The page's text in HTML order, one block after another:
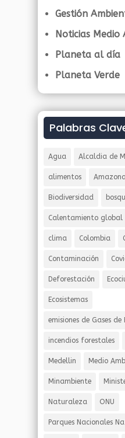
Gestión
Noticias Medio
Planeta al día
Planeta Verde
Palabras
Agua Alcaldia de
alimentos
Biodiversidad
Calentamiento global
clima Colombia
Contaminación
Deforestación
Ecosistemas
emisiones de Gases
incendios forestales
Medellin Medio
Minambiente
Naturaleza ONU
Parques Nacionales